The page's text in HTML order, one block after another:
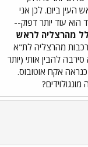
שיש רק 3 רכבות לראש העין ביום. לכן אני
עוד יותר דפוק--
מהרצליה לראש
מהרצליה לת"א
להבין אותי (יותר
אקח אוטובוס.